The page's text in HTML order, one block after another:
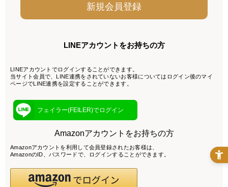
LINEアカウントをお持ちの方
LINEアカウントでログインすることができます。
当サイト会員で、LINE連携をされていないお客様についてはログイン後のマイ
ページでLINE連携を設定することができます。
フェイラー(FEILER)でログイン
Amazonアカウントをお持ちの方
Amazonアカウントを利用して会員登録されたお客様は、
AmazonのID、パスワードで、ログインすることができます。